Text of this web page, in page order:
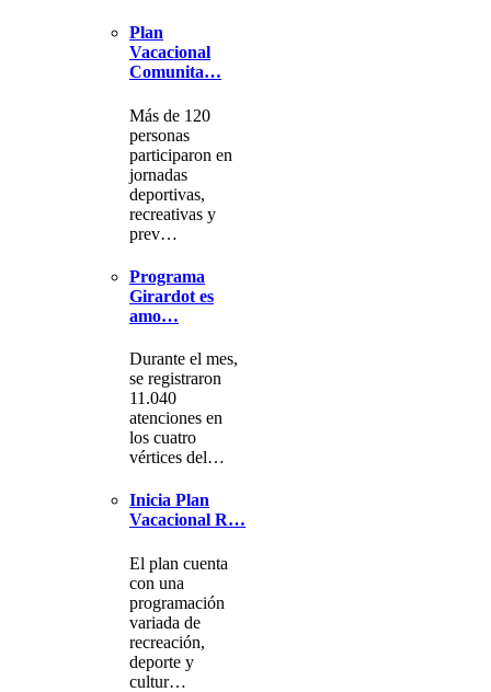
Plan
Vacacional
Comunita…
Más de 120
personas
participaron en
jornadas
deportivas,
recreativas y
prev…
Programa
Girardot es
amo…
Durante el mes,
se registraron
11.040
atenciones en
los cuatro
vértices del…
Inicia Plan
Vacacional R…
El plan cuenta
con una
programación
variada de
recreación,
deporte y
cultur…